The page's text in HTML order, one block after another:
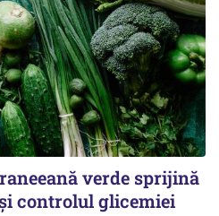
verde sprijină
controlul glicemiei